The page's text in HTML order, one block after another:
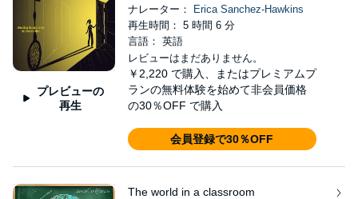
プレビューの
再生
ナレーター：
Erica Sanchez-Hawkins
再生時間： 5 時間 6 分
言語： 英語
レビューはまだありません。
￥2,220 で購入、またはプレミアムプ
ランの無料体験を始めて非会員価格
の30％OFF で購入
会員登録で30％OFF
The world in a classroom